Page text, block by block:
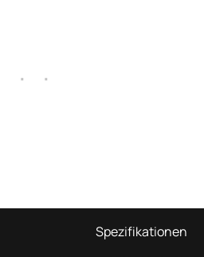
Spezifikationen